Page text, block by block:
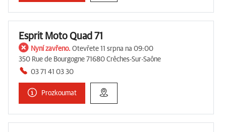
Esprit Moto Quad 71
Nyní zavřeno. Otevřete 11 srpna na 09:00
350 Rue de Bourgogne 71680 Crêches-Sur-Saône
03 71 41 03 30
Prozkoumat